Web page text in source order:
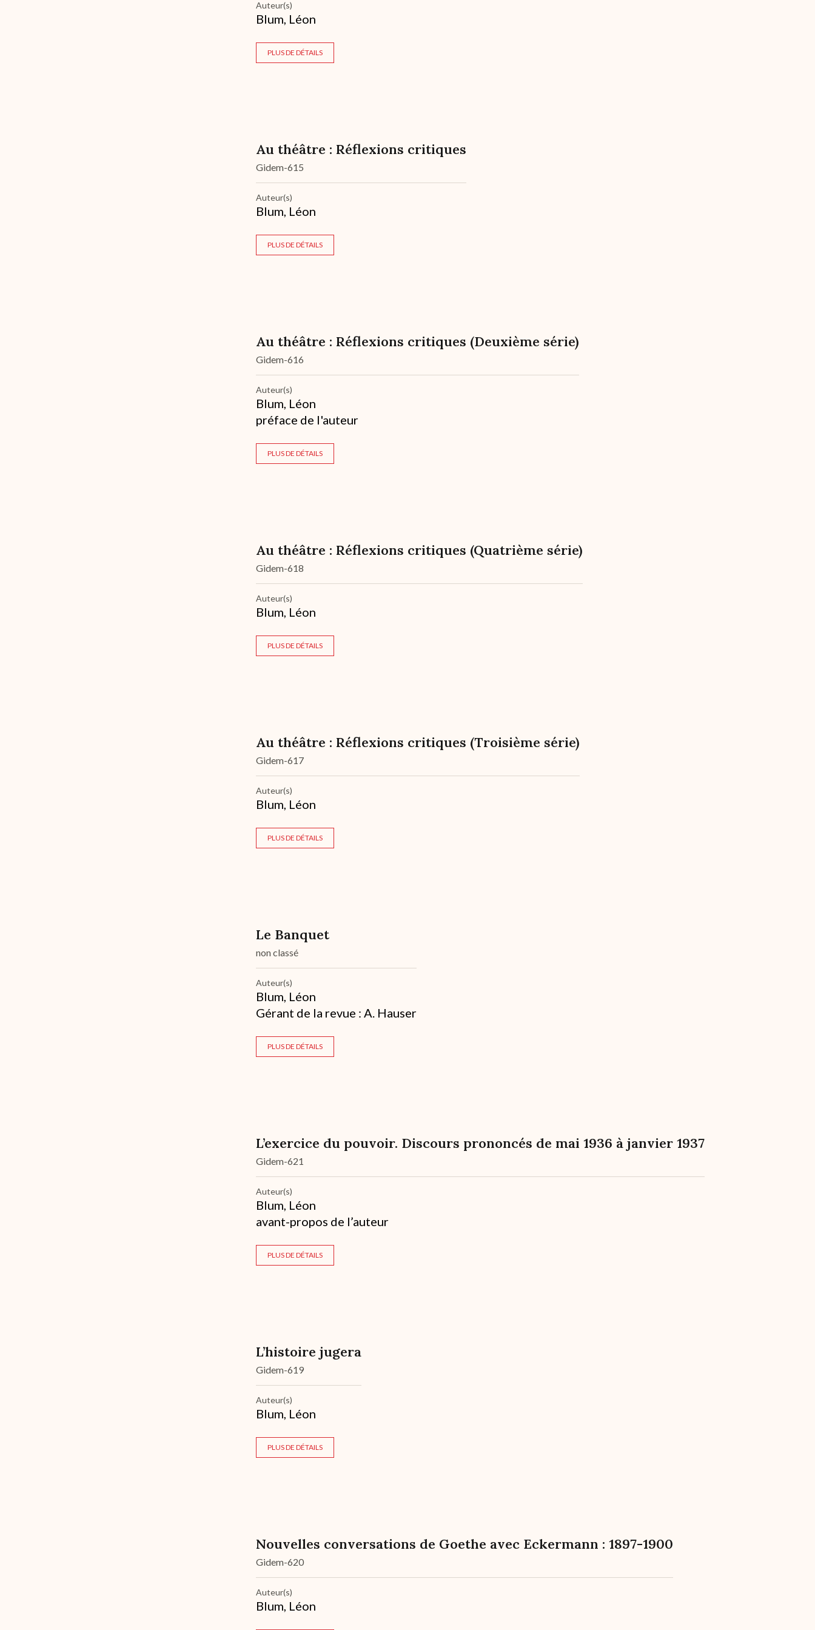
Auteur(s)
Blum, Léon
PLUS DE DÉTAILS
Au théâtre : Réflexions critiques
Gidem-615
Auteur(s)
Blum, Léon
PLUS DE DÉTAILS
Au théâtre : Réflexions critiques (Deuxième série)
Gidem-616
Auteur(s)
Blum, Léon
préface de l'auteur
PLUS DE DÉTAILS
Au théâtre : Réflexions critiques (Quatrième série)
Gidem-618
Auteur(s)
Blum, Léon
PLUS DE DÉTAILS
Au théâtre : Réflexions critiques (Troisième série)
Gidem-617
Auteur(s)
Blum, Léon
PLUS DE DÉTAILS
Le Banquet
non classé
Auteur(s)
Blum, Léon
Gérant de la revue : A. Hauser
PLUS DE DÉTAILS
L’exercice du pouvoir. Discours prononcés de mai 1936 à janvier 1937
Gidem-621
Auteur(s)
Blum, Léon
avant-propos de l’auteur
PLUS DE DÉTAILS
L’histoire jugera
Gidem-619
Auteur(s)
Blum, Léon
PLUS DE DÉTAILS
Nouvelles conversations de Goethe avec Eckermann : 1897-1900
Gidem-620
Auteur(s)
Blum, Léon